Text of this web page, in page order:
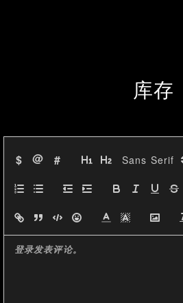
тенденции, так
RSI: 45.12, что
восходящем и
давлении в
этом отметка
库存
$ @ #